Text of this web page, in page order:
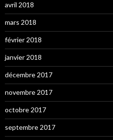
avril 2018
mars 2018
février 2018
janvier 2018
décembre 2017
novembre 2017
octobre 2017
septembre 2017